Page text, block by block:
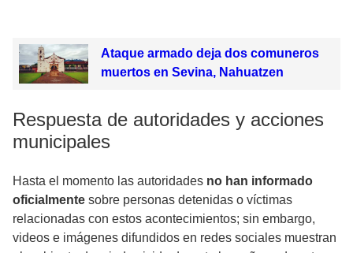
Ataque armado deja dos comuneros
muertos en Sevina, Nahuatzen
Respuesta de autoridades y acciones
municipales
Hasta el momento las autoridades no han informado
oficialmente sobre personas detenidas o víctimas
relacionadas con estos acontecimientos; sin embargo,
videos e imágenes difundidos en redes sociales muestran